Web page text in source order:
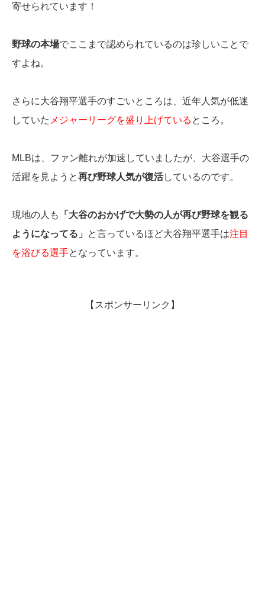
寄せられています！
野球の本場でここまで認められているのは珍しいことで
すよね。
さらに大谷翔平選手のすごいところは、近年人気が低迷
していた メジャーリーグを盛り上げている ところ。
MLBは、ファン離れが加速していましたが、大谷選手の
活躍を見ようと再び野球人気が復活しているのです。
現地の人も
「大谷のおかげで大勢の人が再び野球を観る
ようになってる」
と言っているほど大谷翔平選手は注目
を浴びる選手となっています。
【スポンサーリンク】